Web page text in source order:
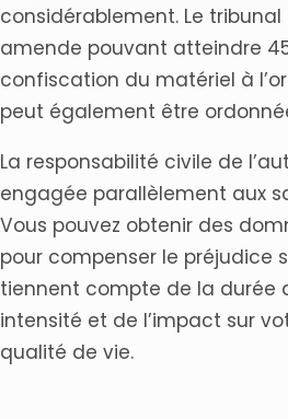
considérablement. Le
amende pouvant atteindre
confiscation du matériel à
peut également être
La responsabilité civile de
engagée parallèlement aux
Vous pouvez obtenir des
pour compenser le préjudice
tiennent compte de la durée
intensité et de l’impact sur
qualité de vie.